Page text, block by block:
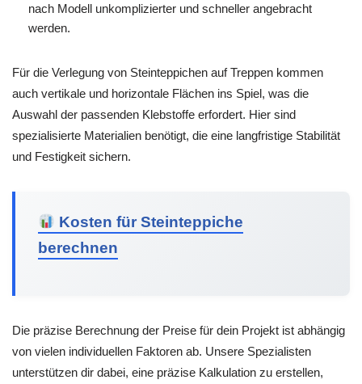
nach Modell unkomplizierter und schneller angebracht
werden.
Für die Verlegung von Steinteppichen auf Treppen kommen
auch vertikale und horizontale Flächen ins Spiel, was die
Auswahl der passenden Klebstoffe erfordert. Hier sind
spezialisierte Materialien benötigt, die eine langfristige Stabilität
und Festigkeit sichern.
Kosten für Steinteppiche
berechnen
Die präzise Berechnung der Preise für dein Projekt ist abhängig
von vielen individuellen Faktoren ab. Unsere Spezialisten
unterstützen dir dabei, eine präzise Kalkulation zu erstellen,